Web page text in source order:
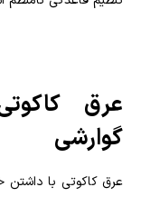
عرق
گوارشی
عرق کاکوتی با